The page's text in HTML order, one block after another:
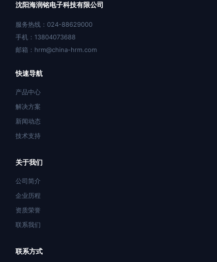
沈阳海润铭电子科技有限公司
服务热线：024-88629000
手机：13804073688
邮箱：hrm@china-hrm.com
快速导航
产品中心
解决方案
新闻动态
技术支持
关于我们
公司简介
企业历程
资质荣誉
联系我们
联系方式